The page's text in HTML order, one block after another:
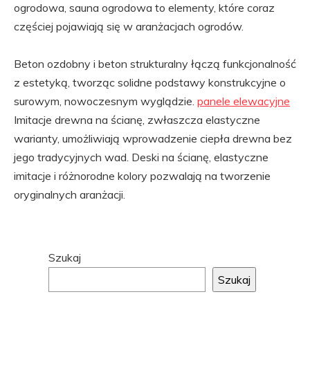
ogrodowa, sauna ogrodowa to elementy, które coraz
częściej pojawiają się w aranżacjach ogrodów.
Beton ozdobny i beton strukturalny łączą funkcjonalność
z estetyką, tworząc solidne podstawy konstrukcyjne o
surowym, nowoczesnym wyglądzie. panele elewacyjne
Imitacje drewna na ścianę, zwłaszcza elastyczne
warianty, umożliwiają wprowadzenie ciepła drewna bez
jego tradycyjnych wad. Deski na ścianę, elastyczne
imitacje i różnorodne kolory pozwalają na tworzenie
oryginalnych aranżacji.
Przejdź
stopki
Szukaj
Szukaj